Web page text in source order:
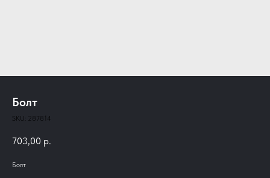
Болт
SKU: 287814
703,00 р.
Болт